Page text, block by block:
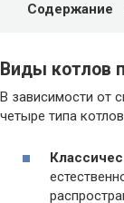
Содержание
Виды котлов
В зависимости от
четыре типа